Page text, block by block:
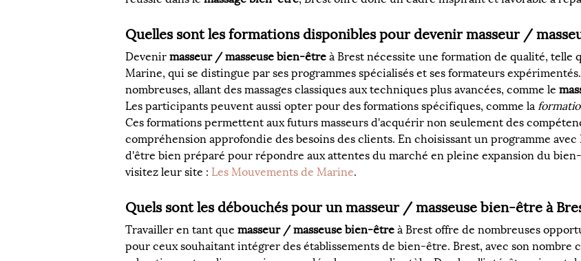
Quelles sont les formations disponibles pour devenir masseur /
Devenir masseur / masseuse bien-être à Brest nécessite une formation de qualité, telle
Marine, qui se distingue par ses programmes spécialisés et ses formateurs
nombreuses, allant des massages classiques aux techniques plus avancées, comme le
Les participants peuvent aussi opter pour des formations spécifiques, comme la
Ces formations permettent aux futurs masseurs d'acquérir non seulement des
compréhension approfondie des besoins des clients. En choisissant un programme avec
d'être bien préparé pour répondre aux attentes du marché en pleine expansion du
visitez leur site : Les Mouvements de Marine.
Quels sont les débouchés pour un masseur / masseuse bien-être à
Travailler en tant que masseur / masseuse bien-être à Brest offre de nombreuses
pour ceux souhaitant intégrer des établissements de bien-être. Brest, avec son nombre